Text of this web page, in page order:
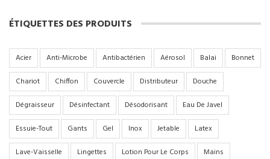
ÉTIQUETTES DES PRODUITS
Acier Anti-Microbe Antibactérien Aérosol Balai
Bonnet
Chariot
Chiffon Couvercle Distributeur
Douche
Dégraisseur
Désinfectant Désodorisant
Eau De Javel
Essuie-Tout
Gants Gel Inox Jetable
Latex
Lave-Vaisselle
Lingettes Lotion Pour Le Corps
Mains